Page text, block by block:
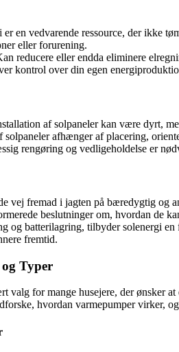
er en vedvarende ressource, der ikke
eller forurening.
reducere eller endda eliminere
kontrol over din egen
af solpaneler kan være dyrt,
solpaneler afhænger af placering,
rengøring og vedligeholdelse er
vej fremad i jagten på bæredygtig
beslutninger om, hvordan de
og batterilagring, tilbyder solenergi
fremtid.
Typer
valg for mange husejere, der ønsker
hvordan varmepumper virker,